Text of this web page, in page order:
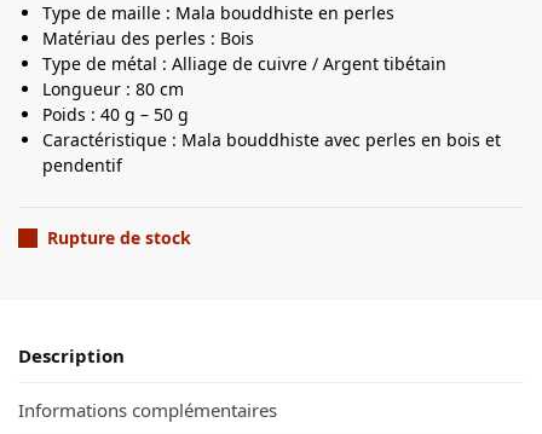
Type de maille : Mala bouddhiste en perles
Matériau des perles : Bois
Type de métal : Alliage de cuivre / Argent tibétain
Longueur : 80 cm
Poids : 40 g – 50 g
Caractéristique : Mala bouddhiste avec perles en bois et
pendentif
Rupture de stock
Description
Informations complémentaires